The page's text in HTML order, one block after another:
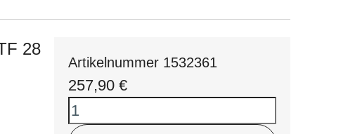
28
Artikelnummer 1532361
257,90 €